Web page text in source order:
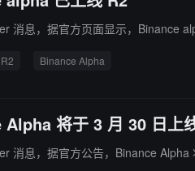
消息，据官方页面显示，Binance
R2 Binance Alpha
将于 3 月 30 日上
消息，据官方公告，Binance